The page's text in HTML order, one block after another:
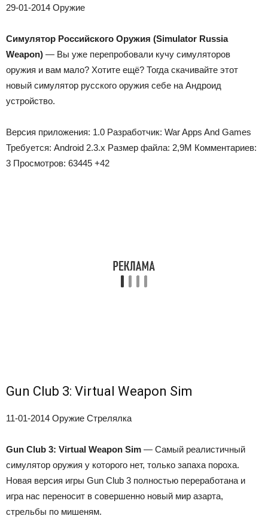
29-01-2014 Оружие
Симулятор Российского Оружия (Simulator Russia
Weapon) — Вы уже перепробовали кучу симуляторов
оружия и вам мало? Хотите ещё? Тогда скачивайте этот
новый симулятор русского оружия себе на Андроид
устройство.
Версия приложения: 1.0 Разработчик: War Apps And Games
Требуется: Android 2.3.x Размер файла: 2,9M Комментариев:
3 Просмотров: 63445 +42
Gun Club 3: Virtual Weapon Sim
11-01-2014 Оружие Стрелялка
Gun Club 3: Virtual Weapon Sim — Самый реалистичный
симулятор оружия у которого нет, только запаха пороха.
Новая версия игры Gun Club 3 полностью переработана и
игра нас переносит в совершенно новый мир азарта,
стрельбы по мишеням.